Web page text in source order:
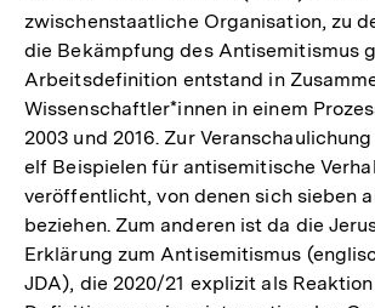
zwischenstaatliche Organisation, zu
die Bekämpfung des Antisemitismus
Arbeitsdefinition entstand in
Wissenschaftler*innen in einem
2003 und 2016. Zur
elf Beispielen für antisemitische
veröffentlicht, von denen sich sieben
beziehen. Zum anderen ist da die
Erklärung zum Antisemitismus
JDA), die 2020/21 explizit als